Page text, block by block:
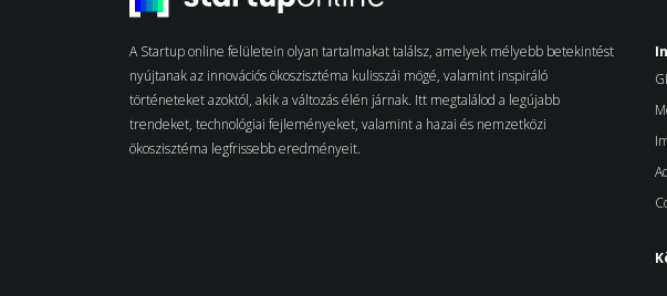
A Startup online felületein olyan tartalmakat találsz, amelyek mélyebb betekintést
nyújtanak az innovációs ökoszisztéma kulisszái mögé, valamint inspiráló
történeteket azoktól, akik a változás élén járnak. Itt megtalálod a legújabb
trendeket, technológiai fejleményeket, valamint a hazai és nemzetközi
ökoszisztéma legfrissebb eredményeit.